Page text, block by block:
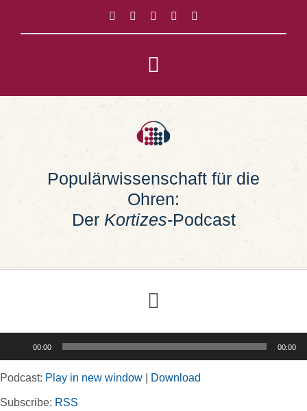
springen
Toggle
Navigation
Impressum
Populärwissenschaft für die
Ohren:
Der Kortizes-Podcast
Toggle
Navigation
Rubriken
00:00 00:00
Podcast: Play in new window Download
Subscribe: RSS